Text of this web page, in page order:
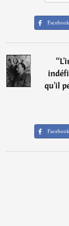
Facebook
“
qu'il
Facebook